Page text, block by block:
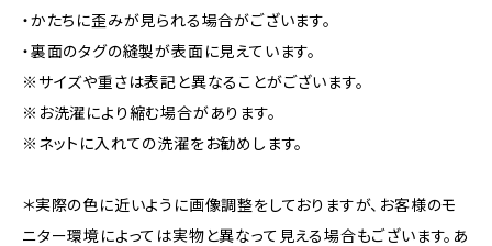
・かたちに歪みが見られる場合がございます。
・裏面のタグの縫製が表面に見えています。
※サイズや重さは表記と異なることがございます。
※お洗濯により縮む場合があります。
※ネットに入れての洗濯をお勧めします。
＊実際の色に近いように画像調整をしておりますが、お客様のモ
ニター環境によっては実物と異なって見える場合もございます。あ